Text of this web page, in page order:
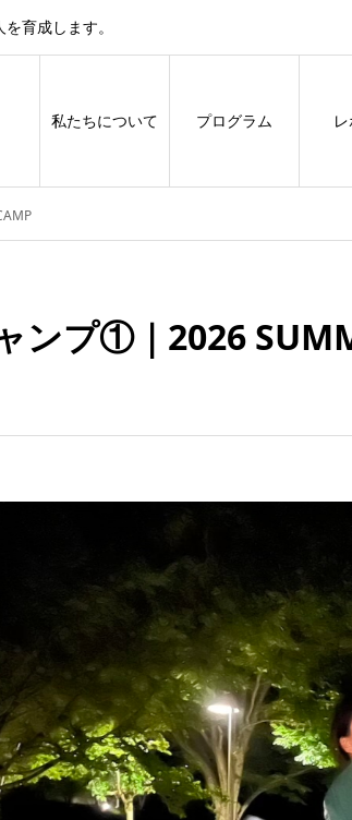
育成します。
私たちについて プログラム
ンプ①｜2026